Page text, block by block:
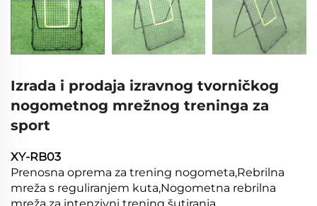
Izrada i prodaja izravnog tvorničkog
nogometnog mrežnog treninga za
sport
XY-RB03
Prenosna oprema za trening nogometa,Rebrilna
mreža s reguliranjem kuta,Nogometna rebrilna